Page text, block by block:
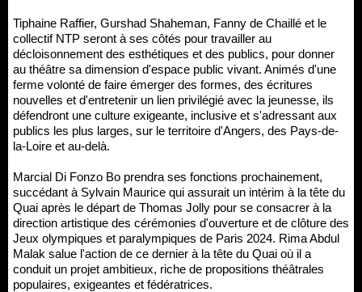
Tiphaine Raffier, Gurshad Shaheman, Fanny de Chaillé et le
collectif NTP seront à ses côtés pour travailler au
décloisonnement des esthétiques et des publics, pour donner
au théâtre sa dimension d'espace public vivant. Animés d'une
ferme volonté de faire émerger des formes, des écritures
nouvelles et d'entretenir un lien privilégié avec la jeunesse, ils
défendront une culture exigeante, inclusive et s'adressant aux
publics les plus larges, sur le territoire d'Angers, des Pays-de-
la-Loire et au-delà.
Marcial Di Fonzo Bo prendra ses fonctions prochainement,
succédant à Sylvain Maurice qui assurait un intérim à la tête du
Quai après le départ de Thomas Jolly pour se consacrer à la
direction artistique des cérémonies d'ouverture et de clôture des
Jeux olympiques et paralympiques de Paris 2024. Rima Abdul
Malak salue l'action de ce dernier à la tête du Quai où il a
conduit un projet ambitieux, riche de propositions théâtrales
populaires, exigeantes et fédératrices.